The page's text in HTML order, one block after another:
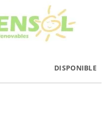
DISPONIBLE